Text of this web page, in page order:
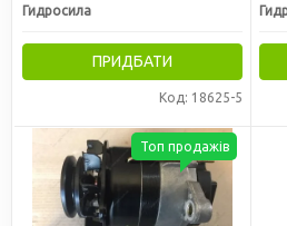
Гидросила
ПРИДБАТИ
Код: 18625-5
Топ продажів